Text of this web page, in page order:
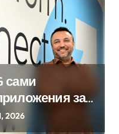
сами
за
на
2026